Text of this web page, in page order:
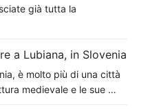
già tutta la
a Lubiana, in Slovenia
è molto più di una città
medievale e le sue …